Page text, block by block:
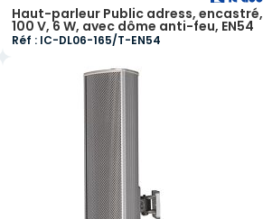
Haut-parleur Public adress, encastré,
100 V, 6 W, avec dôme anti-feu, EN54
Réf : IC-DL06-165/T-EN54